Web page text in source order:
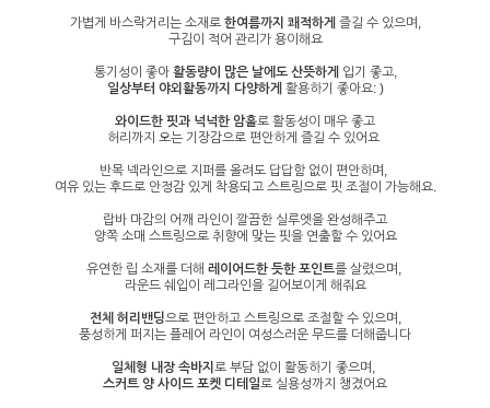
가볍게 바스락거리는 소재로 한여름까지 쾌적하게 즐길 수 있으며,
구김이 적어 관리가 용이해요
통기성이 좋아 활동량이 많은 날에도 산뜻하게 입기 좋고,
일상부터 야외활동까지 다양하게 활용하기 좋아요: )
와이드한 핏과 넉넉한 암홀로 활동성이 매우 좋고
허리까지 오는 기장감으로 편안하게 즐길 수 있어요
반목 넥라인으로 지퍼를 올려도 답답함 없이 편안하며,
여유 있는 후드로 안정감 있게 착용되고 스트링으로 핏 조절이 가능해요.
랍바 마감의 어깨 라인이 깔끔한 실루엣을 완성해주고
양쪽 소매 스트링으로 취향에 맞는 핏을 연출할 수 있어요
유연한 립 소재를 더해 레이어드한 듯한 포인트를 살렸으며,
라운드 쉐입이 레그라인을 길어보이게 해줘요
전체 허리밴딩으로 편안하고 스트링으로 조절할 수 있으며,
풍성하게 퍼지는 플레어 라인이 여성스러운 무드를 더해줍니다
일체형 내장 속바지 로 부담 없이 활동하기 좋으며,
스커트 양 사이드 포켓 디테일로 실용성까지 챙겼어요